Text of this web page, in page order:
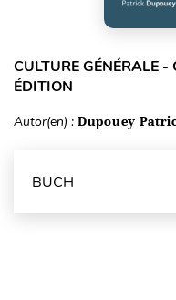
CULTURE GÉNÉRALE -
ÉDITION
Autor(en) : Dupouey
BUCH